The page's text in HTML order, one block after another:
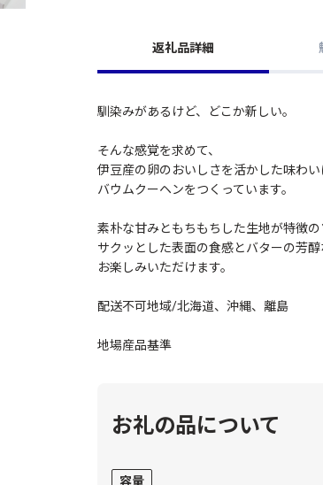
返礼品詳細
馴染みがあるけど、どこか新しい。
そんな感覚を求めて、
伊豆産の卵のおいしさを活かした味わ
バウムクーヘンをつくっています。
素朴な甘みともちもちした生地が特徴
サクッとした表面の食感とバターの芳
お楽しみいただけます。
配送不可地域/北海道、沖縄、離島
地場産品基準
お礼の品について
容量